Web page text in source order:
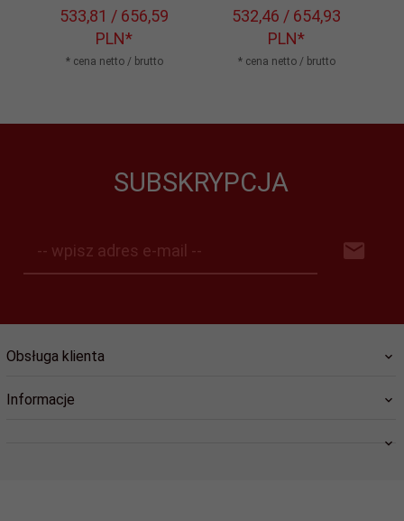
533,81 / 656,59
PLN*
* cena netto / brutto
532,46 / 654,93
PLN*
* cena netto / brutto
SUBSKRYPCJA
-- wpisz adres e-mail --
Obsługa klienta
Informacje